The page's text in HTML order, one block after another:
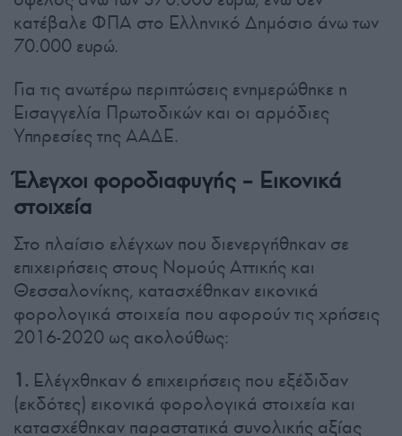
κατέβαλε ΦΠΑ στο Ελληνικό Δημόσιο άνω των
70.000 ευρώ.
Για τις ανωτέρω περιπτώσεις ενημερώθηκε η
Εισαγγελία Πρωτοδικών και οι αρμόδιες
Υπηρεσίες της ΑΑΔΕ.
Έλεγχοι φοροδιαφυγής – Εικονικά
στοιχεία
Στο πλαίσιο ελέγχων που διενεργήθηκαν σε
επιχειρήσεις στους Νομούς Αττικής και
Θεσσαλονίκης, κατασχέθηκαν εικονικά
φορολογικά στοιχεία που αφορούν τις χρήσεις
2016-2020 ως ακολούθως:
1. Ελέγχθηκαν 6 επιχειρήσεις που εξέδιδαν
(εκδότες) εικονικά φορολογικά στοιχεία και
κατασχέθηκαν παραστατικά συνολικής αξίας